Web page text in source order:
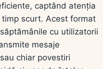
captând atenția
scurt. Acest format
cu utilizatorii
mesaje
chiar povestiri